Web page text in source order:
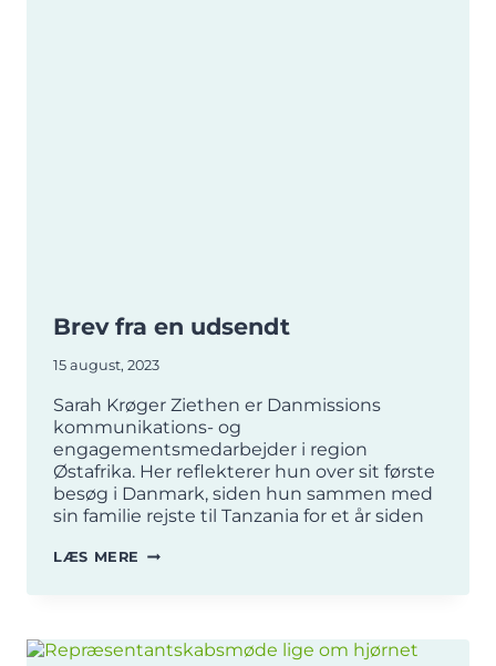
Brev fra en udsendt
15 august, 2023
Sarah Krøger Ziethen er Danmissions
kommunikations- og
engagementsmedarbejder i region
Østafrika. Her reflekterer hun over sit første
besøg i Danmark, siden hun sammen med
sin familie rejste til Tanzania for et år siden
LÆS MERE BREV